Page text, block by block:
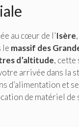
au cœur de l’Isère
le massif des
d’altitude, cette
arrivée dans la
d’alimentation et
de matériel de